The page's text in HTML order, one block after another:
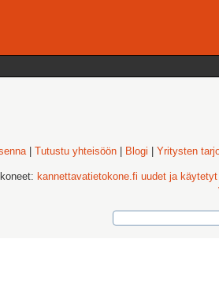
|Tutustu yhteisöön Blogi |Yritysten
kannettavatietokone.fi uudet ja käytetyt